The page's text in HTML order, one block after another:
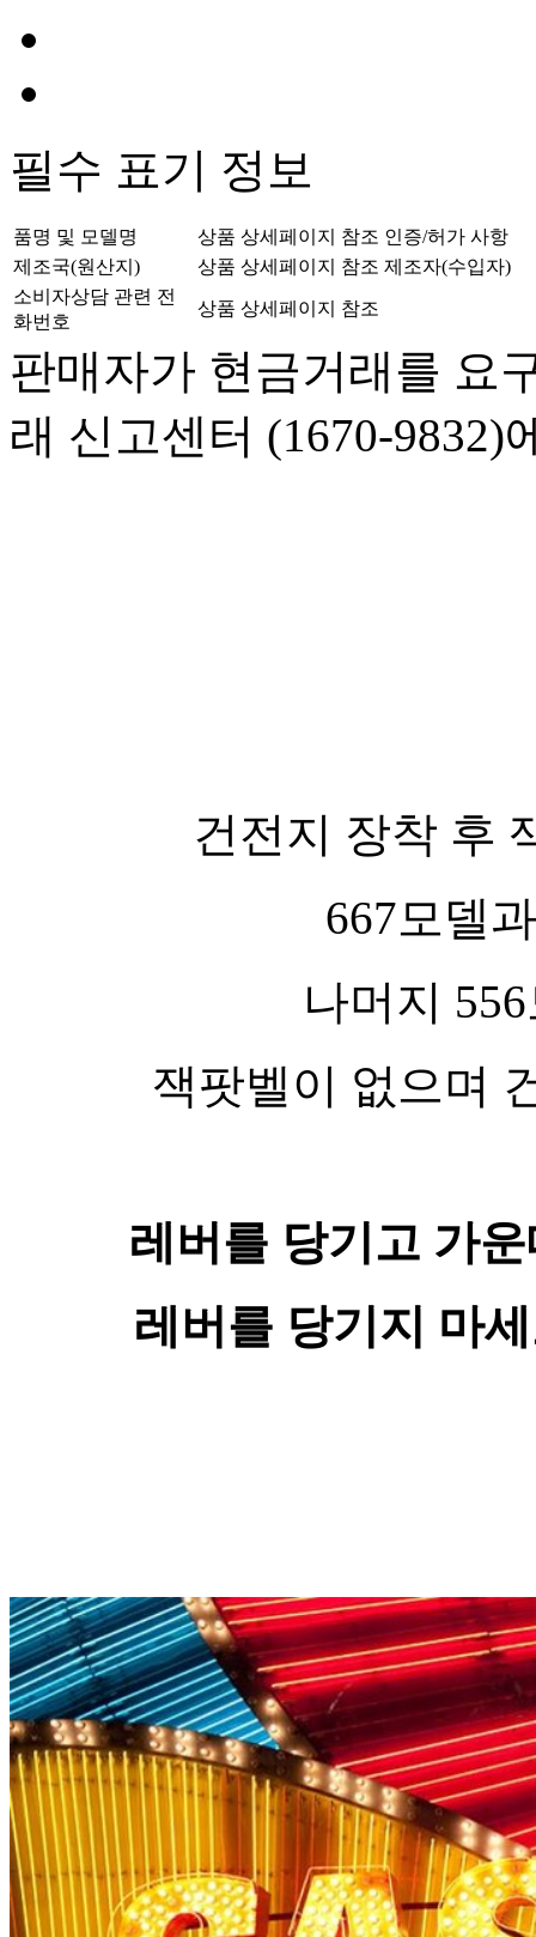
필수 표기 정보
품명 및 모델명 상품 상세페이지 참조 인증/허가 사항
제조국(원산지)
상품 상세페이지 참조 제조자(수입자)
소비자상담 관련 전
화번호
상품 상세페이지 참조
판매자가 현금거래를 요
래 신고센터 (1670-9832)
건전지 장착 후
667모델
나머지
잭팟벨이 없으며
레버를 당기고 가
레버를 당기지 마